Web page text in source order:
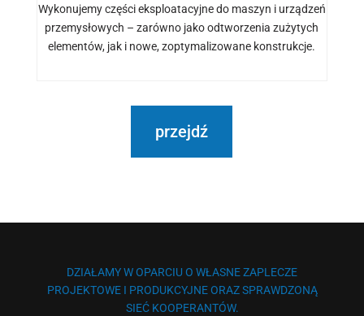
Wykonujemy części eksploatacyjne do maszyn i urządzeń
przemysłowych – zarówno jako odtworzenia zużytych
elementów, jak i nowe, zoptymalizowane konstrukcje.
przejdź
DZIAŁAMY W OPARCIU O WŁASNE ZAPLECZE
PROJEKTOWE I PRODUKCYJNE ORAZ SPRAWDZONĄ
SIEĆ KOOPERANTÓW.